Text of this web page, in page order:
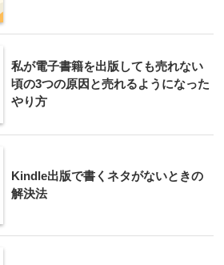
私が電子書籍を出版しても売れない
頃の3つの原因と売れるようになった
やり方
Kindle出版で書くネタがないときの
解決法